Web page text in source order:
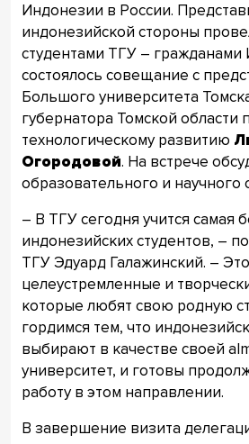
Индонезии в России.
индонезийской стороны
студентами ТГУ – гражданами
состоялось совещание с
Большого университета
губернатора Томской области
технологическому развитию
Огородовой. На встрече
образовательного и научного
– В ТГУ сегодня учится самая
индонезийских студентов, –
ТГУ Эдуард Галажинский. –
целеустремленные и
которые любят свою родную
гордимся тем, что
выбирают в качестве своей
университет, и готовы
работу в этом направлении.
В завершение визита